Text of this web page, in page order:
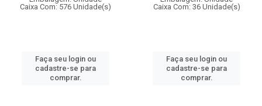
Caixa Com: 576 Unidade(s)
Faça seu login ou
cadastre-se para
comprar.
Caixa Com: 36 Unidade(s)
Faça seu login ou
cadastre-se para
comprar.